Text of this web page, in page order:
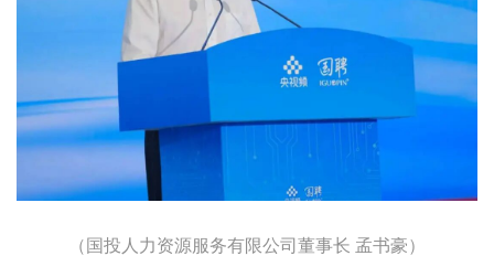
（国投人力资源服务有限公司董事长 孟书豪）